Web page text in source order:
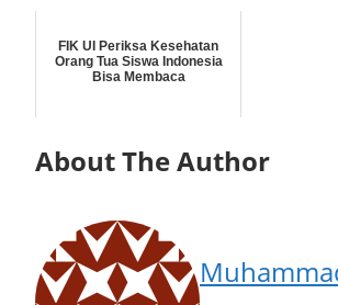
FIK UI Periksa Kesehatan
Orang Tua Siswa Indonesia
Bisa Membaca
About The Author